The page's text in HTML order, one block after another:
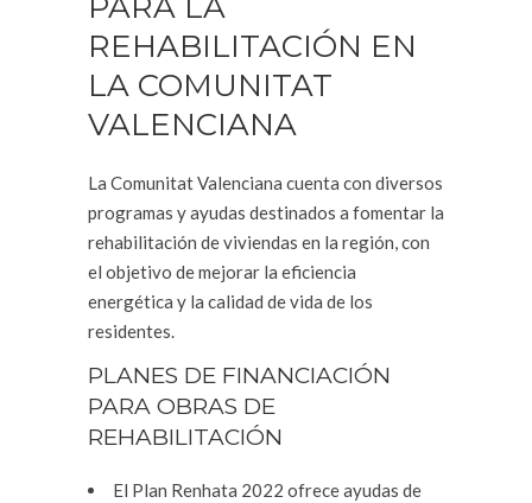
REHABILITACIÓN EN
LA COMUNITAT
VALENCIANA
La Comunitat Valenciana cuenta con diversos
programas y ayudas destinados a fomentar la
rehabilitación de viviendas en la región, con
el objetivo de mejorar la eficiencia
energética y la calidad de vida de los
residentes.
PLANES DE FINANCIACIÓN
PARA OBRAS DE
REHABILITACIÓN
El Plan Renhata 2022 ofrece ayudas de